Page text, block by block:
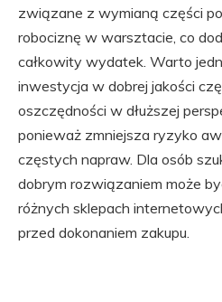
związane z wymianą części
robociznę w warsztacie, co
całkowity wydatek. Warto
inwestycja w dobrej jakości
oszczędności w dłuższej
ponieważ zmniejsza ryzyko
częstych napraw. Dla osób
dobrym rozwiązaniem może
różnych sklepach
przed dokonaniem zakupu.